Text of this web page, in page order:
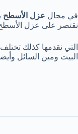
في مجال عزل الأسطح
نقتصر على عزل
التي نقدمها كذلك
البيت ومين السائل